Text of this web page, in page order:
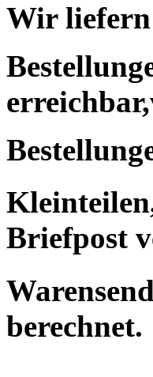
Wir liefern
Briefpost
berechnet.